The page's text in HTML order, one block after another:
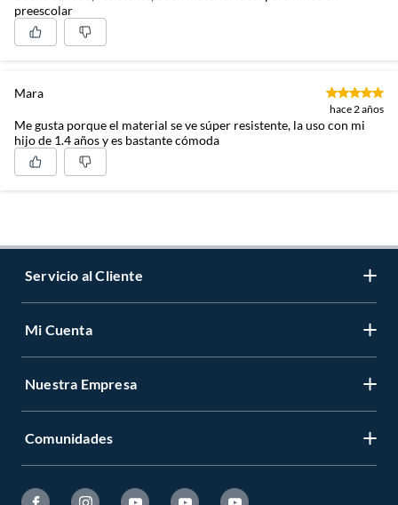
preescolar
Mara
hace 2 años
Me gusta porque el material se ve súper resistente, la uso con mi
hijo de 1.4 años y es bastante cómoda
Servicio al Cliente
Contáctanos
Tiendas y horarios
Mi Cuenta
Registrate
Ayuda
Nuestra Empresa
Sobre Nosotros
Comunidades
Hágalo Usted Mismo